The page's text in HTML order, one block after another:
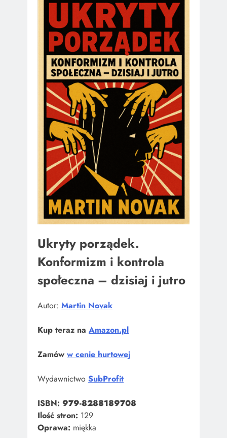
Ukryty porządek.
Konformizm i kontrola
społeczna – dzisiaj i jutro
Autor: Martin Novak
Kup teraz na Amazon.pl
Zamów w cenie hurtowej
Wydawnictwo SubProfit
ISBN: 979-8288189708
Ilość stron: 129
Oprawa: miękka